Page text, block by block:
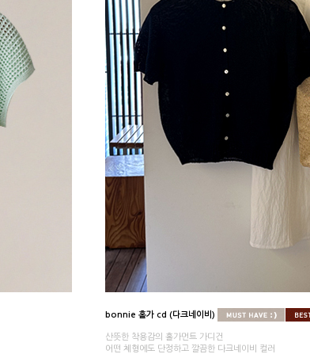
bonnie 홀가 cd (다크네이비)
산뜻한 착용감의 홀가먼트 가디건
어떤 체형에도 단정하고 깔끔한 다크네이비 컬러